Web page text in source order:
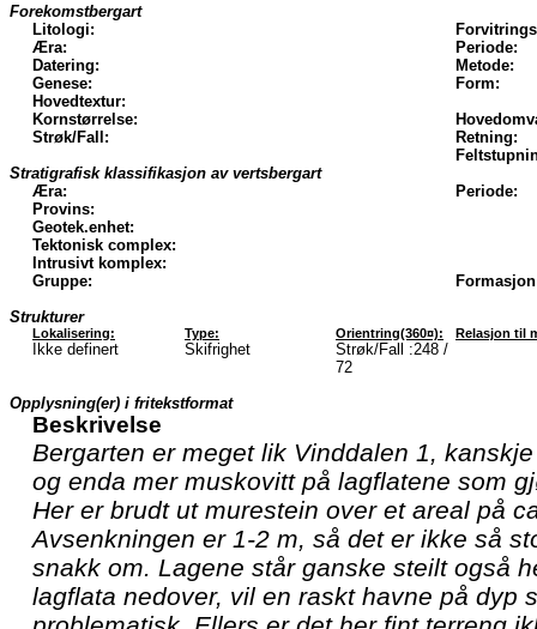
Forekomstbergart
Litologi:
Æra:
Periode:
Datering:
Metode:
Genese:
Form:
Hovedtextur:
Kornstørrelse:
Strøk/Fall:
Retning:
Stratigrafisk klassifikasjon av vertsbergart
Æra:
Periode:
Provins:
Geotek.enhet:
Tektonisk complex:
Intrusivt komplex:
Gruppe:
Strukturer
Lokalisering: Type: Orientring(360¤): Relasjon til
Ikke definert Skifrighet
Strøk/Fall :248 /
72
Opplysning(er) i fritekstformat
Beskrivelse
Bergarten er meget lik Vinddalen 1,
og enda mer muskovitt på lagflatene som
Her er brudt ut murestein over et areal på
Avsenkningen er 1-2 m, så det er ikke så
snakk om. Lagene står ganske steilt også
lagflata nedover, vil en raskt havne på dyp